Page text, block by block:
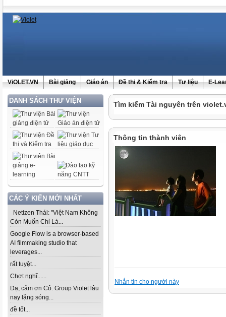
ViOLET.VN Bài giảng Giáo án Đề thi & Kiểm tra Tư liệu E-
DANH SÁCH THƯ VIỆN
CÁC Ý KIẾN MỚI NHẤT
Netizen Thái: "Việt Nam Không
Còn Muốn Chỉ Là...
Google Flow is a browser-based
AI filmmaking studio that
leverages...
rất tuyệt...
Chợt nghĩ......
Dạ, cảm ơn Cô. Group Violet lâu
nay lặng sóng...
đề tốt...
Tìm kiếm Tài nguyên trên
Thông tin thành viên
Nhắn tin cho người này